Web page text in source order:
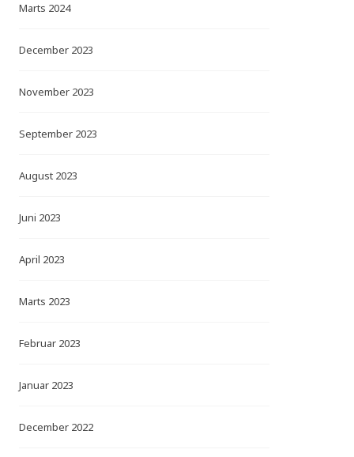
Marts 2024
December 2023
November 2023
September 2023
August 2023
Juni 2023
April 2023
Marts 2023
Februar 2023
Januar 2023
December 2022